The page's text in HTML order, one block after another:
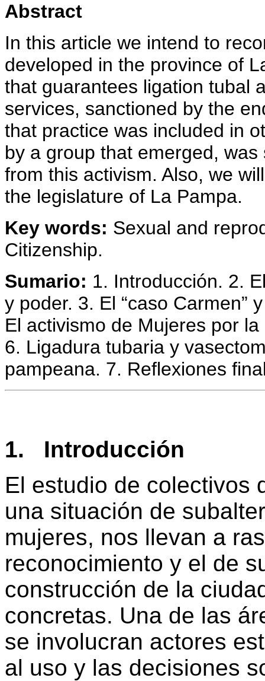
Abstract
In this article we intend to
developed in the province of
that guarantees ligation tubal
services, sanctioned by the
that practice was included in
by a group that emerged,
from this activism. Also, we
the legislature of La Pampa.
Key words: Sexual and
Citizenship.
Sumario: 1. Introducción. 2.
y poder. 3. El “caso Carmen”
El activismo de Mujeres por
6. Ligadura tubaria y
pampeana. 7. Reflexiones
1. Introducción
El estudio de colectivos
una situación de
mujeres, nos llevan a
reconocimiento y el de
construcción de la
concretas. Una de las
se involucran actores
al uso y las decisiones